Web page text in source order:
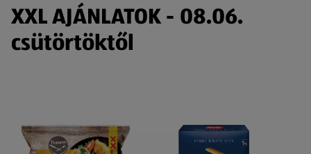
XXL AJÁNLATOK - 08.06.
csütörtöktől